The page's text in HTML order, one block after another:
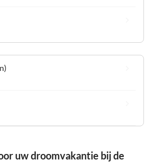
uw droomvakantie bij de